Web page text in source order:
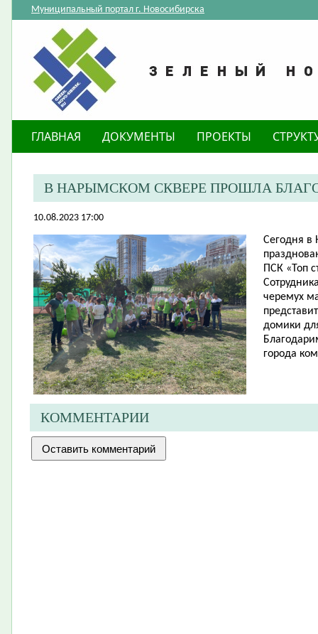
Муниципальный портал г. Новосибирска
ГЛАВНАЯ ДОКУМЕНТЫ ПРОЕКТЫ
В НАРЫМСКОМ СКВЕРЕ ПРОШЛА
10.08.2023 17:00
​Сегодня в
ПСК «Топ
черемух
домики
города
КОММЕНТАРИИ